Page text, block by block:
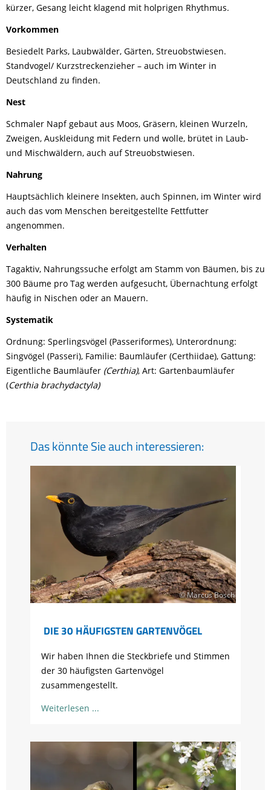
kürzer, Gesang leicht klagend mit holprigen Rhythmus.
Vorkommen
Besiedelt Parks, Laubwälder, Gärten, Streuobstwiesen.
Standvogel/ Kurzstreckenzieher – auch im Winter in
Deutschland zu finden.
Nest
Schmaler Napf gebaut aus Moos, Gräsern, kleinen Wurzeln,
Zweigen, Auskleidung mit Federn und wolle, brütet in Laub-
und Mischwäldern, auch auf Streuobstwiesen.
Nahrung
Hauptsächlich kleinere Insekten, auch Spinnen, im Winter wird
auch das vom Menschen bereitgestellte Fettfutter
angenommen.
Verhalten
Tagaktiv, Nahrungssuche erfolgt am Stamm von Bäumen, bis zu
300 Bäume pro Tag werden aufgesucht, Übernachtung erfolgt
häufig in Nischen oder an Mauern.
Systematik
Ordnung: Sperlingsvögel (Passeriformes), Unterordnung:
Singvögel (Passeri), Familie: Baumläufer (Certhiidae), Gattung:
Eigentliche Baumläufer (Certhia), Art: Gartenbaumläufer
(Certhia brachydactyla)
Das könnte Sie auch interessieren:
© Marcus Bosch
DIE 30 HÄUFIGSTEN GARTENVÖGEL
Wir haben Ihnen die Steckbriefe und Stimmen
der 30 häufigsten Gartenvögel
zusammengestellt.
Weiterlesen